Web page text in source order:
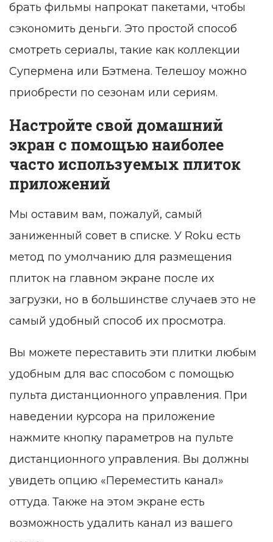
брать фильмы напрокат пакетами, чтобы
сэкономить деньги. Это простой способ
смотреть сериалы, такие как коллекции
Супермена или Бэтмена. Телешоу можно
приобрести по сезонам или сериям.
Настройте свой домашний
экран с помощью наиболее
часто используемых плиток
приложений
Мы оставим вам, пожалуй, самый
заниженный совет в списке. У Roku есть
метод по умолчанию для размещения
плиток на главном экране после их
загрузки, но в большинстве случаев это не
самый удобный способ их просмотра.
Вы можете переставить эти плитки любым
удобным для вас способом с помощью
пульта дистанционного управления. При
наведении курсора на приложение
нажмите кнопку параметров на пульте
дистанционного управления. Вы должны
увидеть опцию «Переместить канал»
оттуда. Также на этом экране есть
возможность удалить канал из вашего